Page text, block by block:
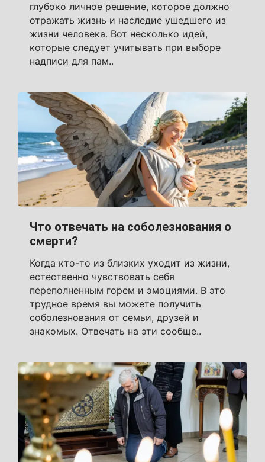
глубоко личное решение, которое должно
отражать жизнь и наследие ушедшего из
жизни человека. Вот несколько идей,
которые следует учитывать при выборе
надписи для пам..
Что отвечать на соболезнования о
смерти?
Когда кто-то из близких уходит из жизни,
естественно чувствовать себя
переполненным горем и эмоциями. В это
трудное время вы можете получить
соболезнования от семьи, друзей и
знакомых. Отвечать на эти сообще..